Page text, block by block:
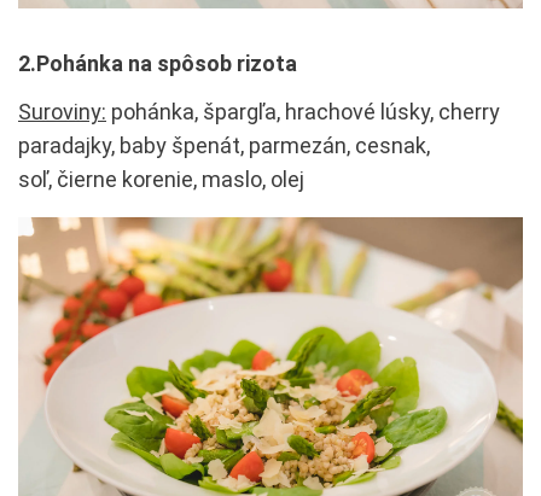
2.Pohánka na spôsob rizota
Suroviny: pohánka, špargľa, hrachové lúsky, cherry
paradajky, baby špenát, parmezán, cesnak,
soľ, čierne korenie, maslo, olej